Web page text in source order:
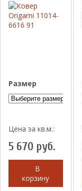
Размер
Цена за кв.м.:
5 670 руб.
В
корзину